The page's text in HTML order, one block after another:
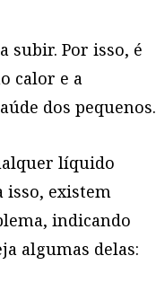
subir. Por isso, é
calor e a
dos pequenos.
líquido
isso, existem
indicando
algumas delas: